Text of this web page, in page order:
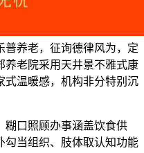
普养老，征询德律风为，定
养老院采用天井景不雅式康
式温暖感，机构非分特别沉
口照顾办事涵盖饮食供
勾当组织、肢体取认知功能